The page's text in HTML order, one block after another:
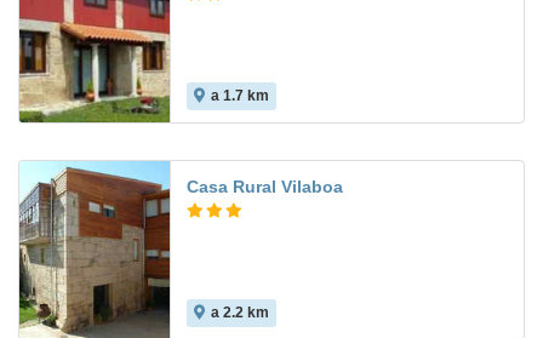
a 1.7 km
Casa Rural Vilaboa
a 2.2 km